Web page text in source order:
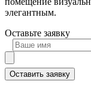
элегантным.
Оставьте заявку
Оставить заявку